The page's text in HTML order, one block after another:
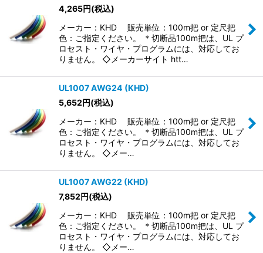
4,265円(税込)
メーカー：KHD 販売単位：100m把 or 定尺把
色：ご指定ください。 ＊切断品100m把は、UL プ
ロセスト・ワイヤ・プログラムには、対応してお
りません。 ◇メーカーサイト htt…
UL1007 AWG24 (KHD)
5,652円(税込)
メーカー：KHD 販売単位：100m把 or 定尺把
色：ご指定ください。 ＊切断品100m把は、UL プ
ロセスト・ワイヤ・プログラムには、対応してお
りません。 ◇メー…
UL1007 AWG22 (KHD)
7,852円(税込)
メーカー：KHD 販売単位：100m把 or 定尺把
色：ご指定ください。 ＊切断品100m把は、UL プ
ロセスト・ワイヤ・プログラムには、対応してお
りません。 ◇メー…